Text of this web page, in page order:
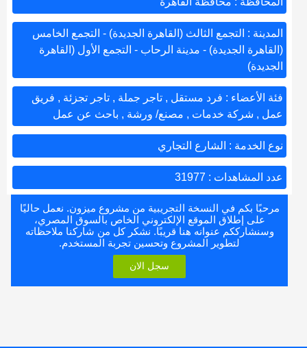
المدينة : التجمع الثالث (القاهرة الجديدة) - التجمع الخامس
(القاهرة الجديدة) - مدينة الرحاب - التجمع الأول (القاهرة
الجديدة)
فئة الأعضاء : فرد مستقل , تاجر جملة , تاجر تجزئة , فريق
عمل , شركة خدمات , مصنع/ ورشة , باحث عن عمل
نوع الخدمة : الشارع التجاري
عدد المشاهدات : 31977
مرحبًا بكم في النسخة التجريبية من مشروع ميزون. نعمل حاليًا
على إطلاق الموقع الإلكتروني الخاص بالسوق المصري،
وسنشارككم عنوانه هنا قريبًا. نشكر كل من شاركنا ملاحظاته
لتطوير المشروع وتحسين تجربة المستخدم.
سجل الان